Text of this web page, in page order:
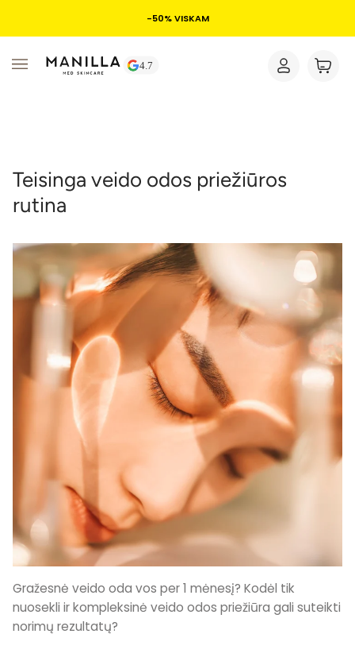
NAUJIENA: koncentruotas vit. C serumas ✨
Teisinga veido odos priežiūros
rutina
Gražesnė veido oda vos per 1 mėnesį? Kodėl tik
nuosekli ir kompleksinė veido odos priežiūra gali suteikti
norimų rezultatų?